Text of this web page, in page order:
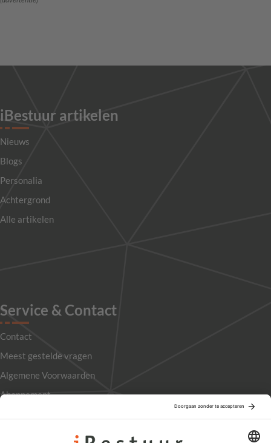
iBestuur artikelen
Nieuws
Blogs
Personalia
Achtergrond
Alle artikelen
Service & Contact
Contact
Meest gestelde vragen
Algemene Voorwaarden
Abonnement